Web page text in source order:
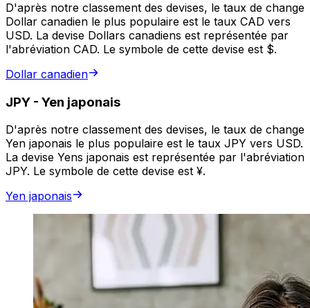
D'après notre classement des devises, le taux de change
Dollar canadien le plus populaire est le taux CAD vers
USD. La devise Dollars canadiens est représentée par
l'abréviation CAD. Le symbole de cette devise est $.
Dollar canadien
JPY - Yen japonais
D'après notre classement des devises, le taux de change
Yen japonais le plus populaire est le taux JPY vers USD.
La devise Yens japonais est représentée par l'abréviation
JPY. Le symbole de cette devise est ¥.
Yen japonais